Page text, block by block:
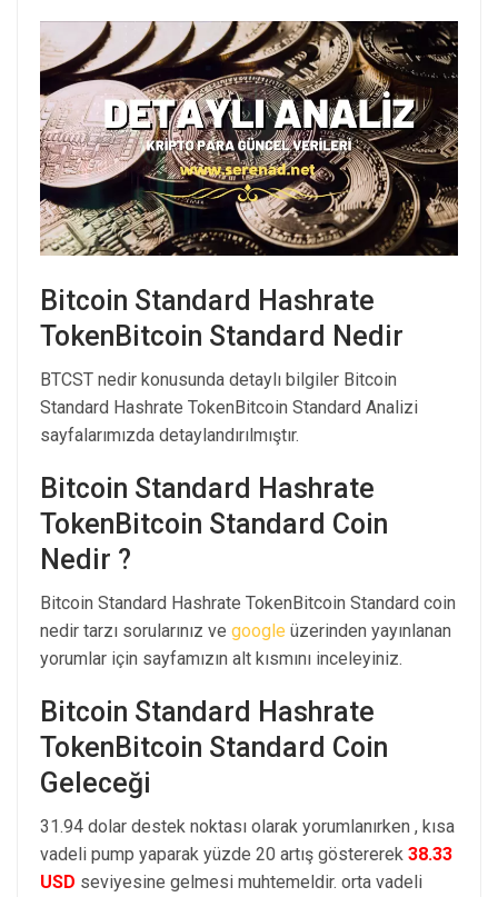
Bitcoin Standard Hashrate
TokenBitcoin Standard Nedir
BTCST nedir konusunda detaylı bilgiler Bitcoin
Standard Hashrate TokenBitcoin Standard Analizi
sayfalarımızda detaylandırılmıştır.
Bitcoin Standard Hashrate
TokenBitcoin Standard Coin
Nedir ?
Bitcoin Standard Hashrate TokenBitcoin Standard coin
nedir tarzı sorularınız ve google üzerinden yayınlanan
yorumlar için sayfamızın alt kısmını inceleyiniz.
Bitcoin Standard Hashrate
TokenBitcoin Standard Coin
Geleceği
31.94 dolar destek noktası olarak yorumlanırken , kısa
vadeli pump yaparak yüzde 20 artış göstererek 38.33
USD seviyesine gelmesi muhtemeldir. orta vadeli